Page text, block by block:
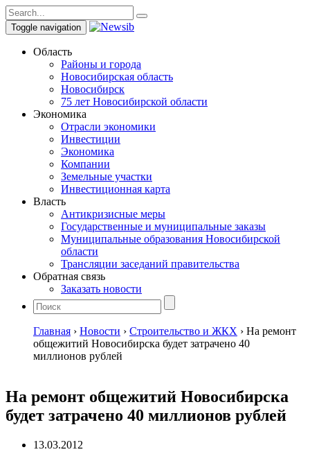
Toggle navigation
Область
Районы и города
Новосибирская область
Новосибирск
75 лет Новосибирской области
Экономика
Отрасли экономики
Инвестиции
Экономика
Компании
Земельные участки
Инвестиционная карта
Власть
Антикризисные меры
Государственные и муниципальные заказы
Муниципальные образования Новосибирской
области
Трансляции заседаний правительства
Обратная связь
Заказать новости
Главная › Новости › Строительство и ЖКХ › На ремонт
общежитий Новосибирска будет затрачено 40
миллионов рублей
На ремонт общежитий Новосибирска
будет затрачено 40 миллионов рублей
13.03.2012